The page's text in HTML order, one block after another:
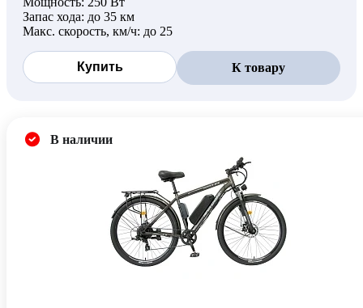
Запас хода: до 35 км
Макс. скорость, км/ч: до 25
Купить К товару
В наличии